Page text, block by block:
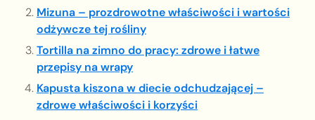
Mizuna – prozdrowotne właściwości i wartości
odżywcze tej rośliny
Tortilla na zimno do pracy: zdrowe i łatwe
przepisy na wrapy
Kapusta kiszona w diecie odchudzającej –
zdrowe właściwości i korzyści